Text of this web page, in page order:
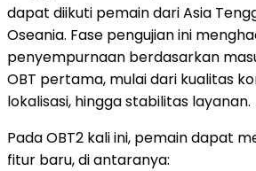
dapat diikuti pemain dari Asia
Oseania. Fase pengujian ini
penyempurnaan berdasarkan
OBT pertama, mulai dari kualitas
lokalisasi, hingga stabilitas layanan.
Pada OBT2 kali ini, pemain dapat
fitur baru, di antaranya: